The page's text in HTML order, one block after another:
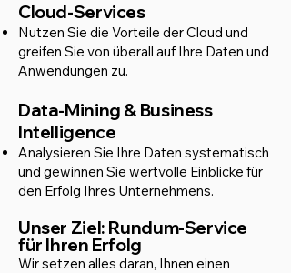
Cloud-Services
Nutzen Sie die Vorteile der Cloud und
greifen Sie von überall auf Ihre Daten und
Anwendungen zu.
Data-Mining & Business
Intelligence
Analysieren Sie Ihre Daten systematisch
und gewinnen Sie wertvolle Einblicke für
den Erfolg Ihres Unternehmens.
Unser Ziel: Rundum-Service
für Ihren Erfolg
Wir setzen alles daran, Ihnen einen